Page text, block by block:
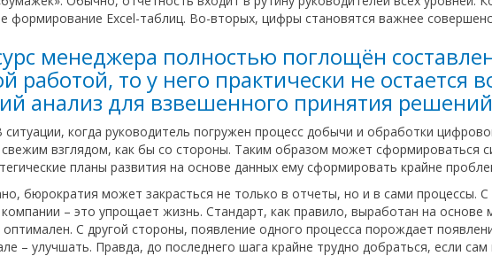
формирование Excel-таблиц. Во-вторых, цифры становятся важнее
менеджера полностью поглощён
работой, то у него практически не остается
анализ для взвешенного принятия
когда руководитель погружен процесс добычи и обработки
взглядом, как бы со стороны. Таким образом может сформироваться
планы развития на основе данных ему сформировать крайне
бюрократия может закрасться не только в отчеты, но и в сами процессы.
– это упрощает жизнь. Стандарт, как правило, выработан на основе
С другой стороны, появление одного процесса порождает
– улучшать. Правда, до последнего шага крайне трудно добраться, если